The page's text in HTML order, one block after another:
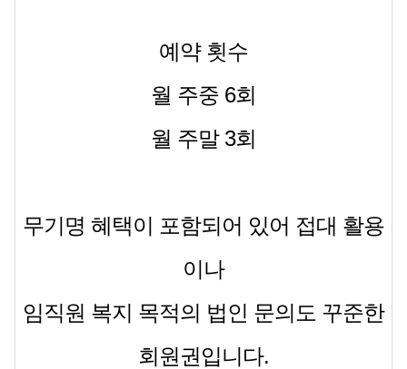
예약 횟수
월 주중 6회
월 주말 3회
무기명 혜택이 포함되어 있어 접대 활용
이나
임직원 복지 목적의 법인 문의도 꾸준한
회원권입니다.